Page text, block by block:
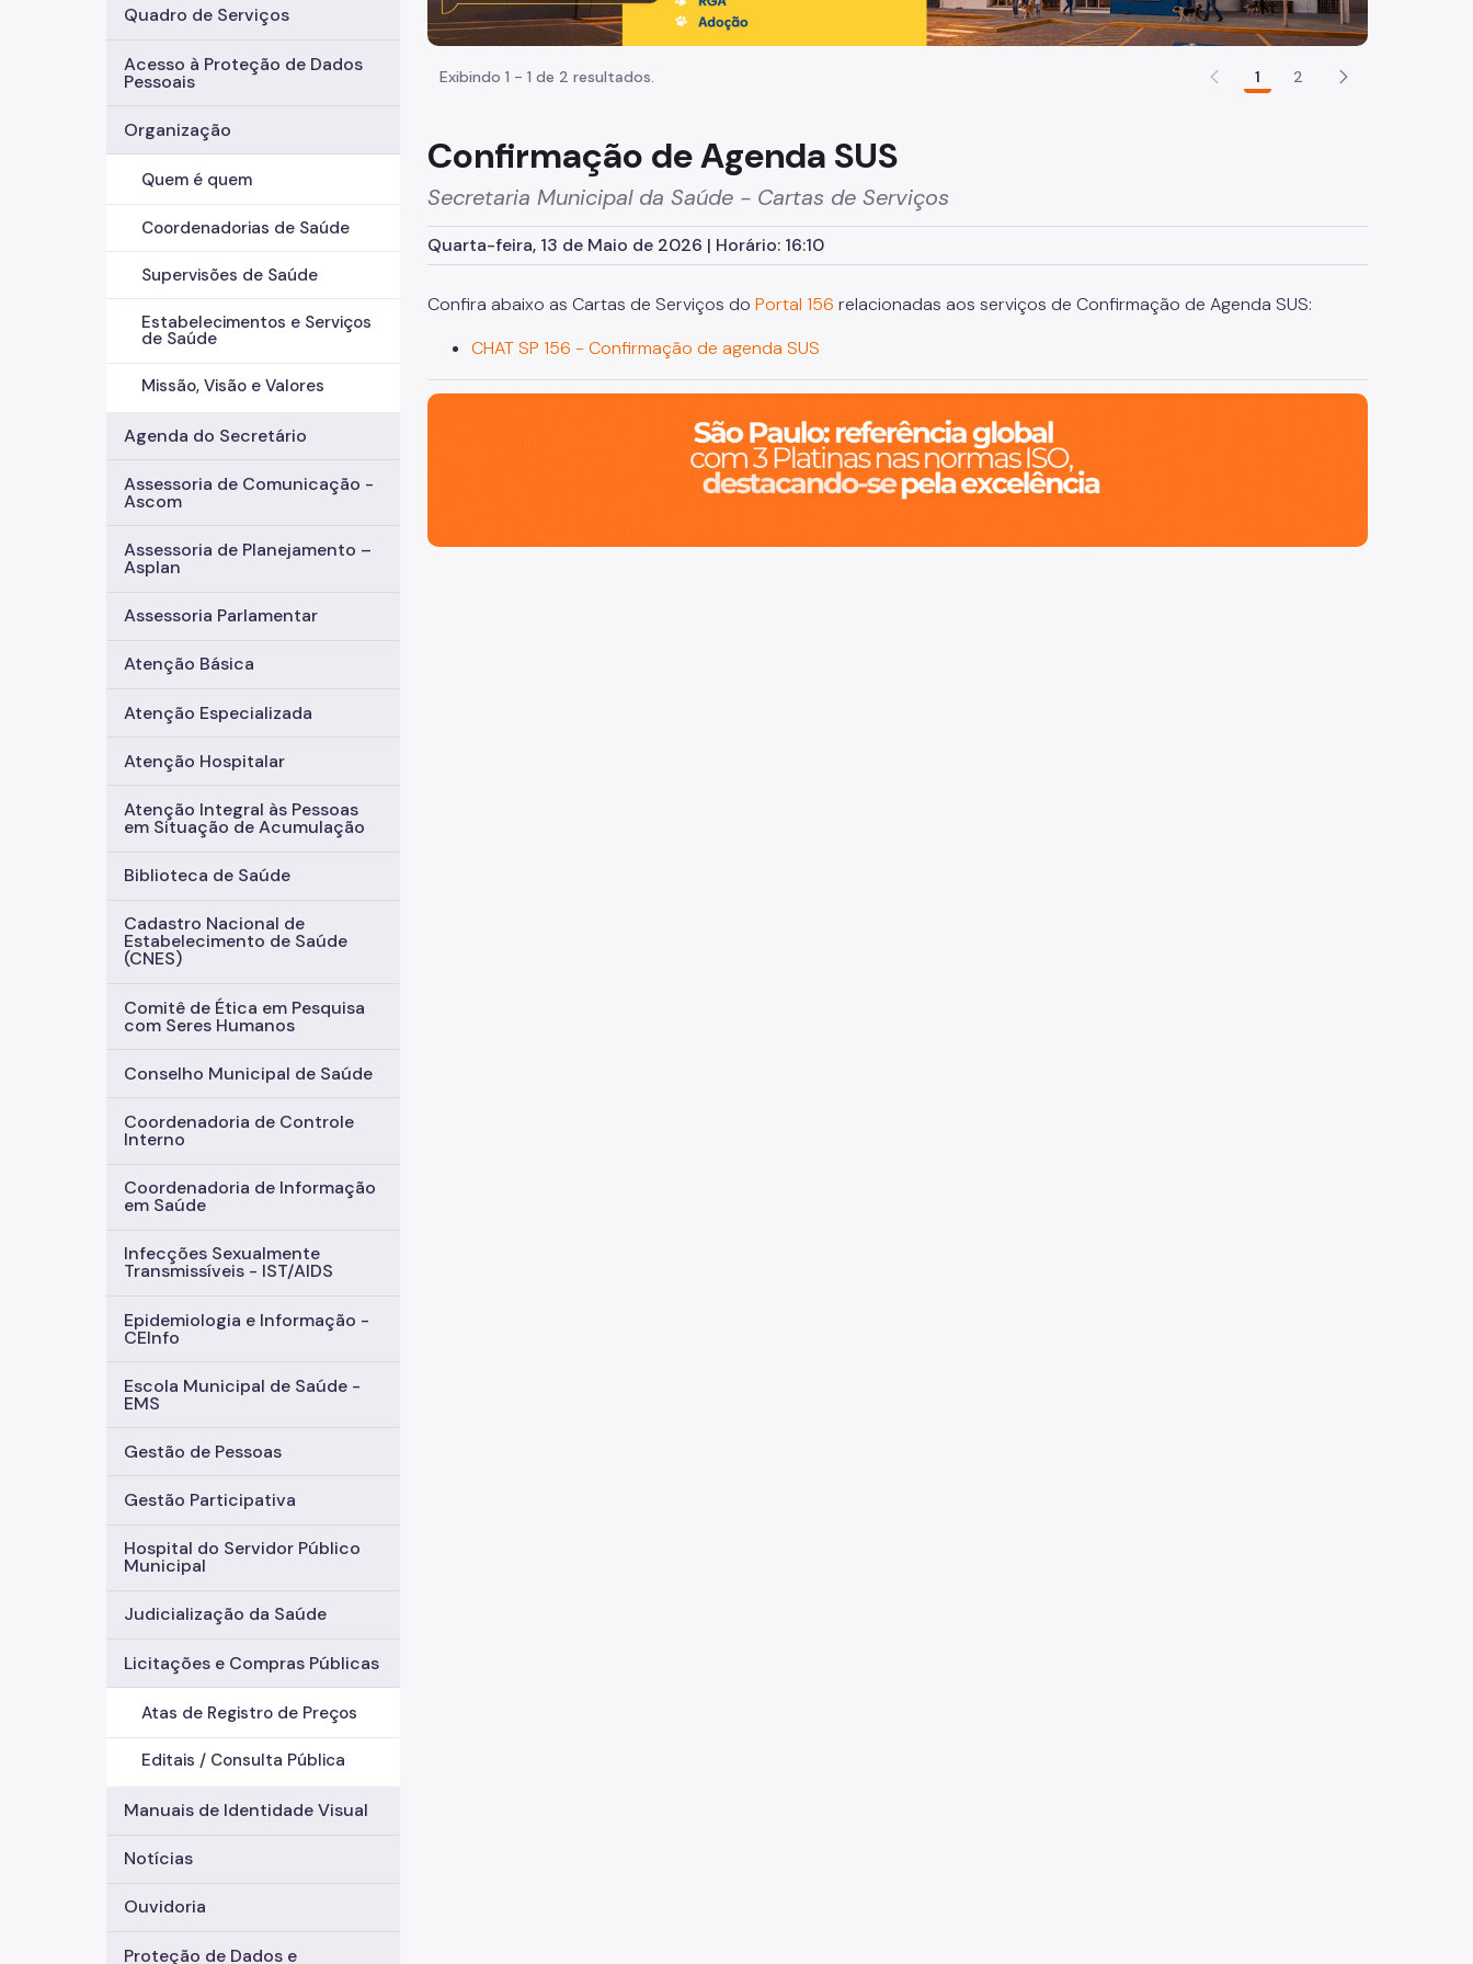
Quadro de Serviços
Acesso à Proteção de Dados
Pessoais
Organização
Quem é quem
Coordenadorias de Saúde
Supervisões de Saúde
Estabelecimentos e Serviços
de Saúde
Missão, Visão e Valores
Agenda do Secretário
Assessoria de Comunicação -
Ascom
Assessoria de Planejamento –
Asplan
Assessoria Parlamentar
Atenção Básica
Atenção Especializada
Atenção Hospitalar
Atenção Integral às Pessoas
em Situação de Acumulação
Biblioteca de Saúde
Cadastro Nacional de
Estabelecimento de Saúde
(CNES)
Comitê de Ética em Pesquisa
com Seres Humanos
Conselho Municipal de Saúde
Coordenadoria de Controle
Interno
Coordenadoria de Informação
em Saúde
Infecções Sexualmente
Transmissíveis - IST/AIDS
Epidemiologia e Informação -
CEInfo
Escola Municipal de Saúde -
EMS
Gestão de Pessoas
Gestão Participativa
Hospital do Servidor Público
Municipal
Judicialização da Saúde
Licitações e Compras Públicas
Atas de Registro de Preços
Editais / Consulta Pública
Manuais de Identidade Visual
Notícias
Ouvidoria
Proteção de Dados e
Exibindo 1 - 1 de 2 resultados. 1 2
Confirmação de Agenda SUS
Secretaria Municipal da Saúde - Cartas de Serviços
Quarta-feira, 13 de Maio de 2026 | Horário: 16:10
Confira abaixo as Cartas de Serviços do Portal 156 relacionadas aos serviços de Confirmação de Agenda SUS:
CHAT SP 156 - Confirmação de agenda SUS
São Paulo, cidade inteligente, resiliente e sustentável